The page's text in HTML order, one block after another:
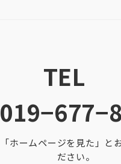
TEL
「ホームページを見た」と
ださい。